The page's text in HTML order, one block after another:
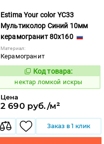
Estima Your color YC33
Мультиколор Синий 10мм
керамогранит 80x160
Материал:
Керамогранит
1131034
Код товара:
нектар ломкой искры
Цена
2 690 руб./м²
Заказ в 1 клик